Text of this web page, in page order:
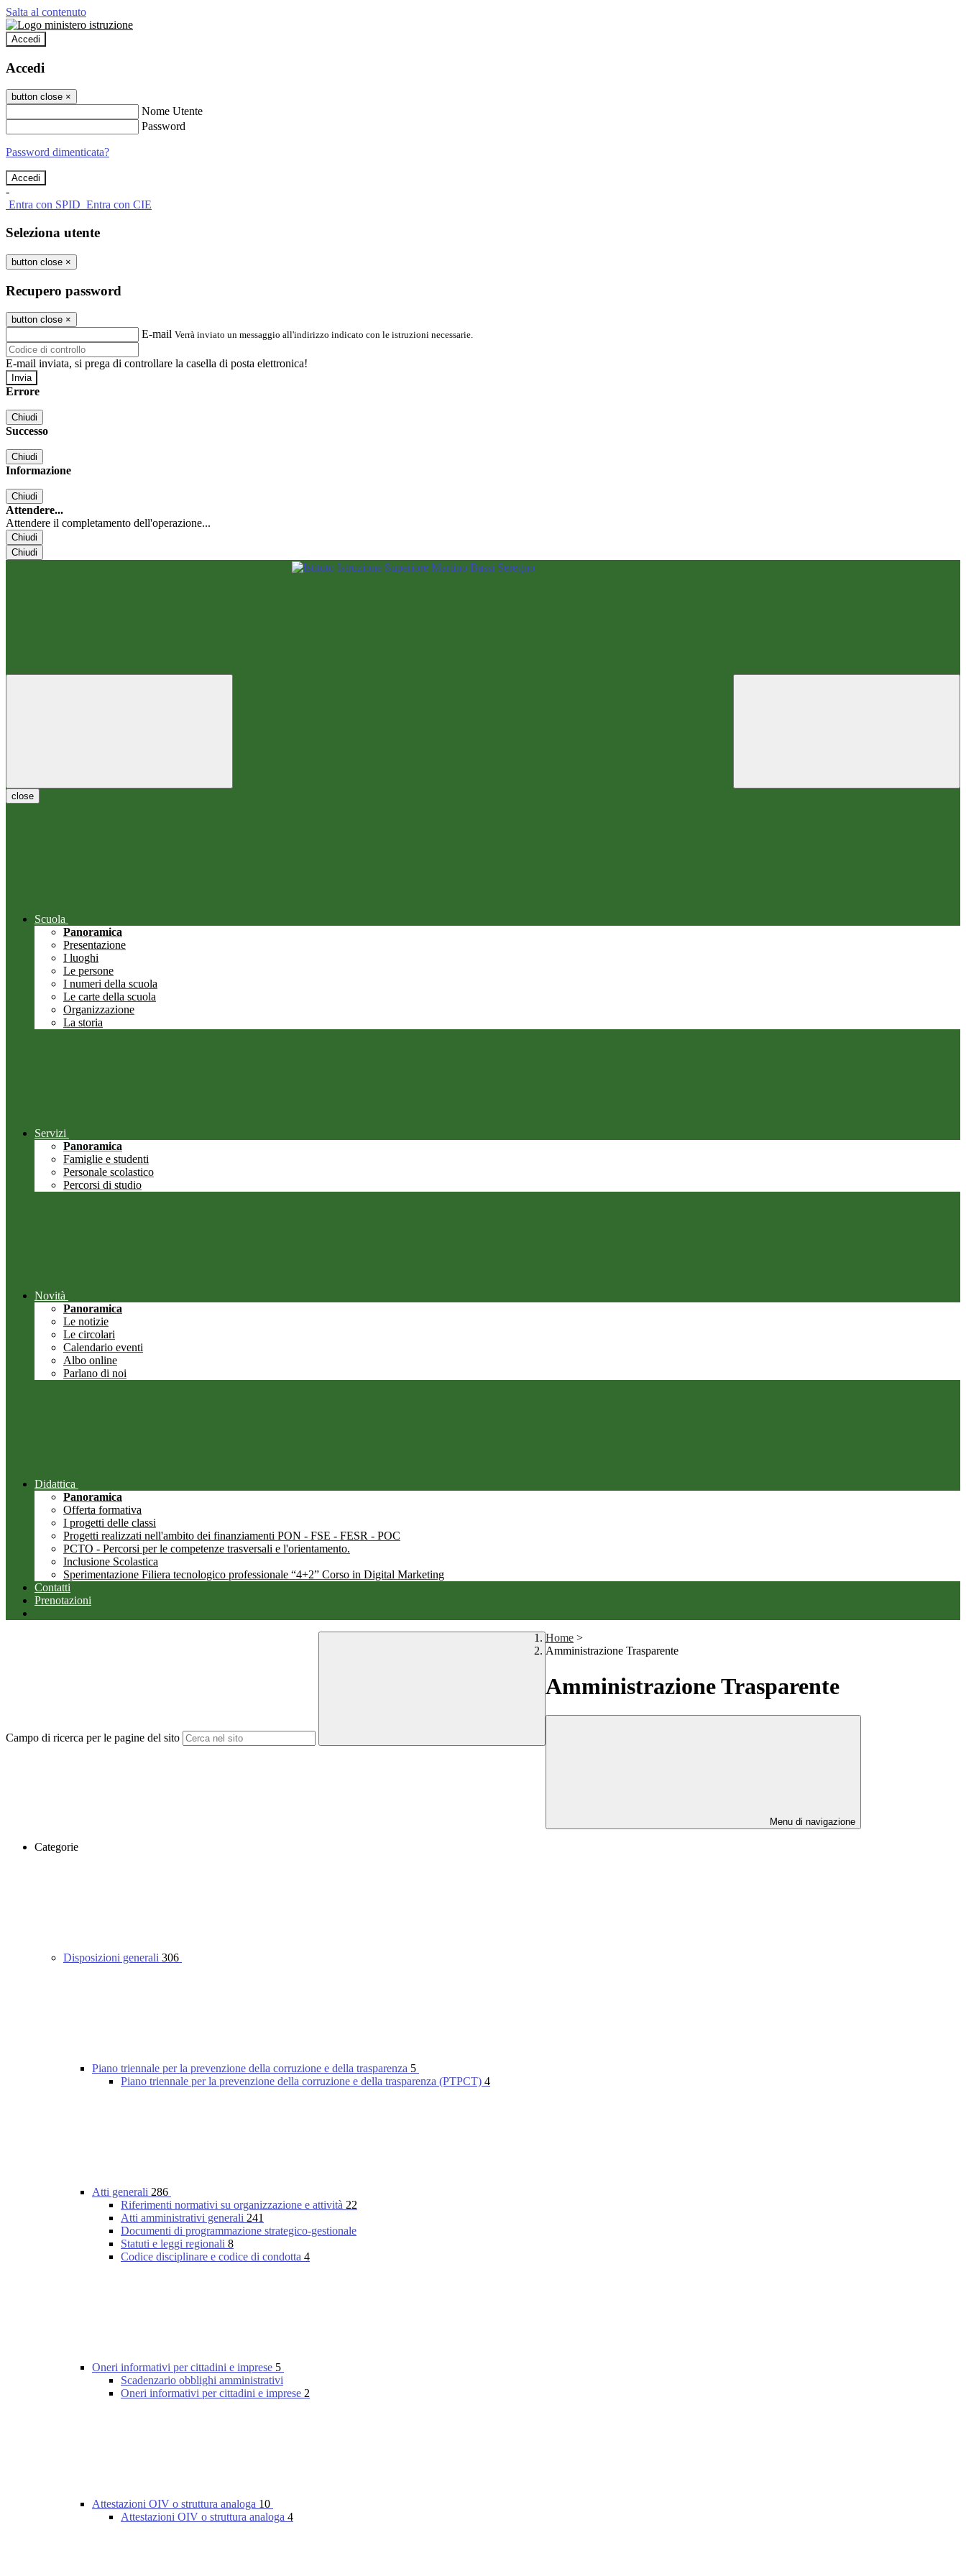
Salta al contenuto
Accedi
Accedi
button close ×
Nome Utente
Password
Password dimenticata?
-
Entra con SPID Entra con CIE
Seleziona utente
button close ×
Recupero password
button close ×
E-mail Verrà inviato un messaggio all'indirizzo indicato con le istruzioni necessarie.
E-mail inviata, si prega di controllare la casella di posta elettronica!
Errore
Chiudi
Successo
Chiudi
Informazione
Chiudi
Attendere...
Attendere il completamento dell'operazione...
Chiudi
Chiudi
close
Scuola
Panoramica
Presentazione
I luoghi
Le persone
I numeri della scuola
Le carte della scuola
Organizzazione
La storia
Servizi
Panoramica
Famiglie e studenti
Personale scolastico
Percorsi di studio
Novità
Panoramica
Le notizie
Le circolari
Calendario eventi
Albo online
Parlano di noi
Didattica
Panoramica
Offerta formativa
I progetti delle classi
Progetti realizzati nell'ambito dei finanziamenti PON - FSE - FESR - POC
PCTO - Percorsi per le competenze trasversali e l'orientamento.
Inclusione Scolastica
Sperimentazione Filiera tecnologico professionale “4+2” Corso in Digital Marketing
Contatti
Prenotazioni
Campo di ricerca per le pagine del sito
Home >
Amministrazione Trasparente
Amministrazione Trasparente
Menu di navigazione
Categorie
Disposizioni generali 306
Piano triennale per la prevenzione della corruzione e della trasparenza 5
Piano triennale per la prevenzione della corruzione e della trasparenza (PTPCT) 4
Atti generali 286
Riferimenti normativi su organizzazione e attività 22
Atti amministrativi generali 241
Documenti di programmazione strategico-gestionale
Statuti e leggi regionali 8
Codice disciplinare e codice di condotta 4
Oneri informativi per cittadini e imprese 5
Scadenzario obblighi amministrativi
Oneri informativi per cittadini e imprese 2
Attestazioni OIV o struttura analoga 10
Attestazioni OIV o struttura analoga 4